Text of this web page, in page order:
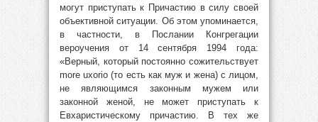
могут приступать к Причастию в силу своей
объективной ситуации. Об этом упоминается,
в частности, в Послании Конгрегации
вероучения от 14 сентября 1994 года:
«Верный, который постоянно сожительствует
more uxorio (то есть как муж и жена) с лицом,
не являющимся законным мужем или
законной женой, не может приступать к
Евхаристическому причастию. В тех же